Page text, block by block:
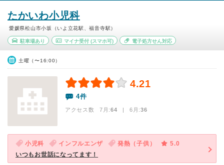
たかいわ小児科
愛媛県松山市小坂（いよ立花駅、福音寺駅）
駐車場あり マイナ受付(スマホ可) 電子処方せん対応
土曜（〜16:00）
4.21
4件
アクセス数 7月:64 | 6月:36
小児科 インフルエンザ 発熱（子供）
5.0
いつもお世話になってます！